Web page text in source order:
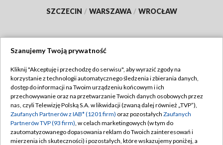
SZCZECIN / WARSZAWA / WROCŁAW
TVP
Abonament TVP
Emisja w TVP
Centrum informacji TVP
Regulamin TVP
Polityka prywatności
Moje zgody
Szanujemy Twoją prywatność
Kliknij "Akceptuję i przechodzę do serwisu", aby wyrazić zgody na
korzystanie z technologii automatycznego śledzenia i zbierania danych,
dostęp do informacji na Twoim urządzeniu końcowym i ich
przechowywanie oraz na przetwarzanie Twoich danych osobowych przez
nas, czyli Telewizję Polską S.A. w likwidacji (zwaną dalej również „TVP”),
Zaufanych Partnerów z IAB* (1201 firm) oraz pozostałych Zaufanych
Partnerów TVP (93 firm), w celach marketingowych (w tym do
zautomatyzowanego dopasowania reklam do Twoich zainteresowań i
mierzenia ich skuteczności) i pozostałych, które wskazujemy poniżej, a